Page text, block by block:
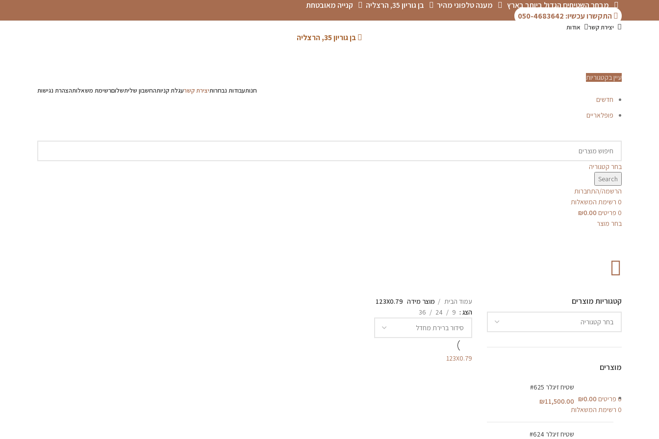
מבחר השטיחים הגדול ביותר בארץ מענה טלפוני מהיר בן גוריון 35, הרצליה
קנייה מאובטחת
התקשרו עכשיו: 050-4683642
יצירת קשר אודות
בן גוריון 35, הרצליה
בחר קטגוריה
Search
הרשמה/התחברות
0 רשימת המשאלות
0 פריטים ₪0.00
בחר מוצר
0 פריטים ₪0.00
0 רשימת המשאלות
עיין בקטגוריות
חנותעבודות נבחרותיצירת קשרעגלת קניותהחשבון שליתשלוםרשימת משאלותהצהרת נגישות
חדשים
פופלאריים
קולקציית שטיחי
שטיחים לפי מידה
שטיחים לפי סוג
קטגוריות מוצרים
מוצרים
שטיח זיגלר #625
₪11,500.00
שטיח זיגלר #624
עמוד הבית מוצר מידה 123X0.79
הצג
9
24
36
123X0.79